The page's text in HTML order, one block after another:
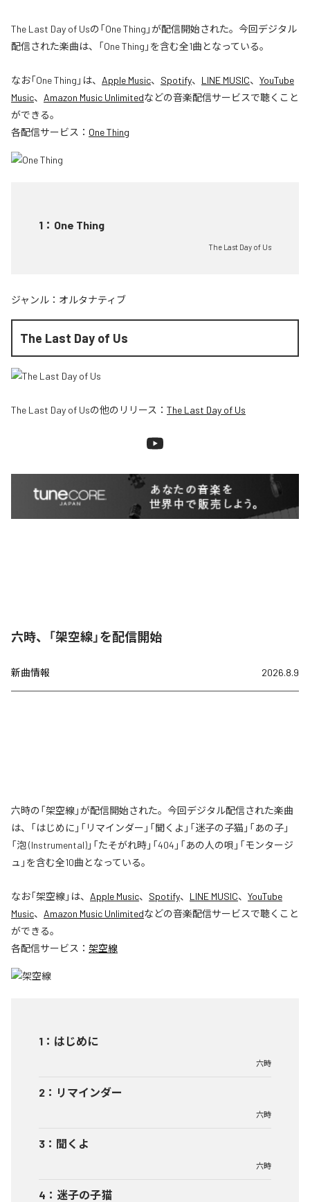
The Last Day of Usの「One Thing」が配信開始された。今回デジタル
配信された楽曲は、「One Thing」を含む全1曲となっている。
なお「One Thing 」は、 Apple Music、 Spotify、 LINE MUSIC、 YouTube
Music、 Amazon Music Unlimitedなどの音楽配信サービスで聴くこと
ができる。
各配信サービス： One Thing
1 ： One Thing
The Last Day of Us
ジャンル： オルタナティブ
The Last Day of Us
The Last Day of Usの他のリリース： The Last Day of Us
六時、「架空線」を配信開始
新曲情報 2026.8.9
六時の「架空線」が配信開始された。今回デジタル配信された楽曲
は、「はじめに」「リマインダー」「聞くよ」「迷子の子猫」「あの子」
「泡 (Instrumental)」「たそがれ時」「404」「あの人の唄」「モンタージ
ュ」を含む全10曲となっている。
なお「架空線」は、 Apple Music、 Spotify、 LINE MUSIC、 YouTube
Music、 Amazon Music Unlimitedなどの音楽配信サービスで聴くこと
ができる。
各配信サービス： 架空線
1 ： はじめに
六時
2 ： リマインダー
六時
3 ： 聞くよ
六時
4 ： 迷子の子猫